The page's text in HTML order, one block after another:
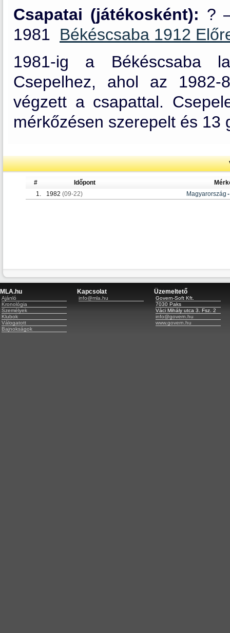
Csapatai (játékosként): ?
1981 Békéscsaba 1912
1981-ig a Békéscsaba
Csepelhez, ahol az
végzett a csapattal.
mérkőzésen szerepelt és 13
# Időpont
1.
1982 (09-22) Magyarország -
MLA.hu
Ajánló
Kronológia
Személyek
Klubok
Válogatott
Bajnokságok
Kapcsolat
info@mla.hu
Üzemeltető
Govern-Soft Kft.
7030 Paks
Váci Mihály utca 3. Fsz. 2
info@govern.hu
www.govern.hu